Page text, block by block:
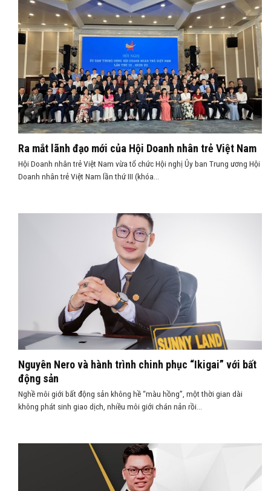
Ra mắt lãnh đạo mới của Hội Doanh nhân trẻ Việt Nam
Hội Doanh nhân trẻ Việt Nam vừa tổ chức Hội nghị Ủy ban Trung ương Hội
Doanh nhân trẻ Việt Nam lần thứ III (khóa...
Nguyên Nero và hành trình chinh phục “Ikigai” với bất
động sản
Nghề môi giới bất động sản không hề “màu hồng”, một thời gian dài
không phát sinh giao dịch, nhiều môi giới chán nản rồi...